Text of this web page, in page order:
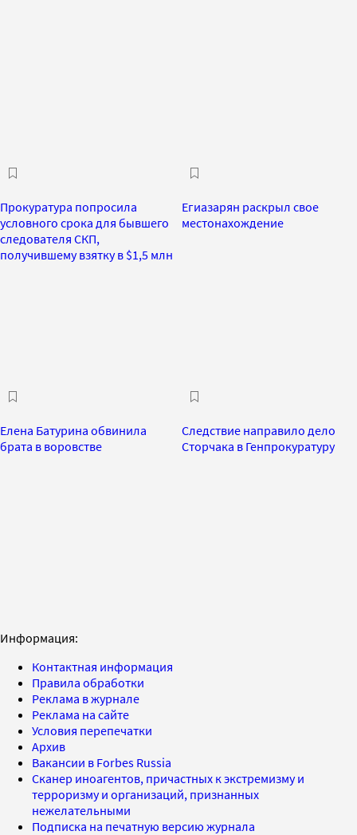
Прокуратура попросила
условного срока для бывшего
следователя СКП,
получившему взятку в $1,5 млн
Егиазарян раскрыл свое
местонахождение
Елена Батурина обвинила
брата в воровстве
Следствие направило дело
Сторчака в Генпрокуратуру
Информация:
Контактная информация
Правила обработки
Реклама в журнале
Реклама на сайте
Условия перепечатки
Архив
Вакансии в Forbes Russia
Сканер иноагентов, причастных к экстремизму и
терроризму и организаций, признанных
нежелательными
Подписка на печатную версию журнала